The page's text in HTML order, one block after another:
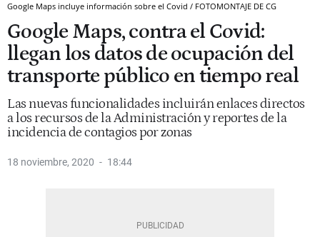
Google Maps incluye información sobre el Covid / FOTOMONTAJE DE CG
Google Maps, contra el Covid:
llegan los datos de ocupación del
transporte público en tiempo real
Las nuevas funcionalidades incluirán enlaces directos
a los recursos de la Administración y reportes de la
incidencia de contagios por zonas
18 noviembre, 2020 18:44